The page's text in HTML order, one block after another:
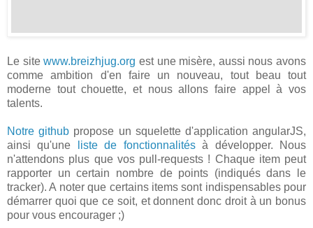
Le sitewww.breizhjug.org est une misère, aussi nous avons
comme ambition d'en faire un nouveau, tout beau tout
moderne tout chouette, et nous allons faire appel à vos
talents.
Notre github propose un squelette d'application angularJS,
ainsi qu'une
liste de fonctionnalitésà développer. Nous
n'attendons plus que vos pull-requests ! Chaque item peut
rapporter un certain nombre de points (indiqués dans le
tracker). A noter que certains items sont indispensables pour
démarrer quoi que ce soit, et donnent donc droit à un bonus
pour vous encourager ;)